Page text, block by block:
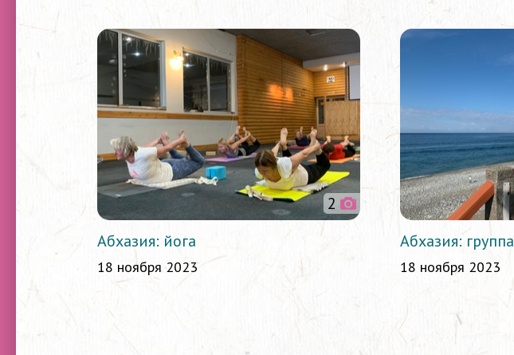
2
Абхазия: йога
18 ноября 2023
Абхазия: группа
18 ноября 2023